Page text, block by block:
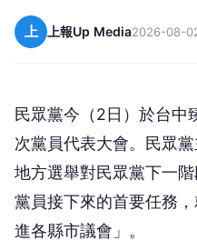
上 上報Up Media2026-08-
民眾黨今（2日）於台中
次黨員代表大會。民眾
地方選舉對民眾黨下一
黨員接下來的首要任務
進各縣市議會」。